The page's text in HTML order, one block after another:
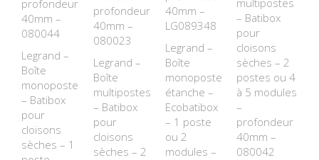
profondeur
40mm –
080044
Legrand –
Boîte
monoposte
– Batibox
pour
cloisons
sèches – 1
profondeur
40mm –
080023
Legrand –
Boîte
multipostes
– Batibox
pour
cloisons
sèches – 2
40mm –
LG089348
Legrand –
Boîte
monoposte
étanche –
Ecobatibox
– 1 poste
ou 2
modules –
multipostes
– Batibox
pour
cloisons
sèches – 2
postes ou 4
à 5 modules
–
profondeur
40mm –
080042